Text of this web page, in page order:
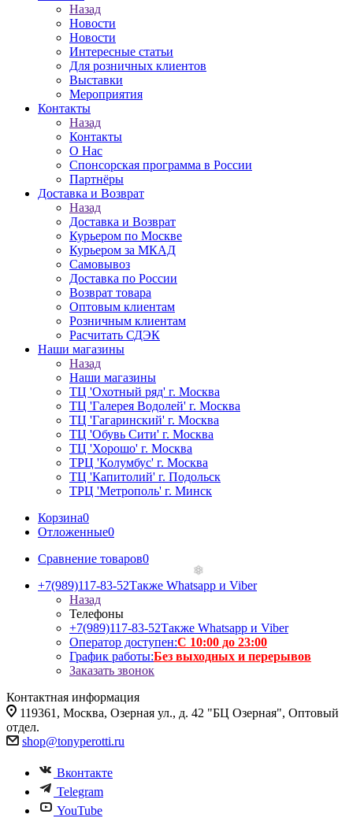
Назад
Новости
Новости
Интересные статьи
Для розничных клиентов
Выставки
Мероприятия
Контакты
Назад
Контакты
О Нас
Спонсорская программа в России
Партнёры
Доставка и Возврат
Назад
Доставка и Возврат
Курьером по Москве
Курьером за МКАД
Самовывоз
Доставка по России
Возврат товара
Оптовым клиентам
Розничным клиентам
Расчитать СДЭК
Наши магазины
Назад
Наши магазины
ТЦ 'Охотный ряд' г. Москва
ТЦ 'Галерея Водолей' г. Москва
ТЦ 'Гагаринский' г. Москва
ТЦ 'Обувь Сити' г. Москва
ТЦ 'Хорошо' г. Москва
ТРЦ 'Колумбус' г. Москва
ТЦ 'Капитолий' г. Подольск
ТРЦ 'Метрополь' г. Минск
Корзина0
Отложенные0
Сравнение товаров0
+7(989)117-83-52Также Whatsapp и Viber
Назад
Телефоны
+7(989)117-83-52Также Whatsapp и Viber
Оператор доступен:С 10:00 до 23:00
График работы:Без выходных и перерывов
Заказать звонок
Контактная информация
119361, Москва, Озерная ул., д. 42 "БЦ Озерная", Оптовый
отдел.
shop@tonyperotti.ru
Вконтакте
Telegram
YouTube